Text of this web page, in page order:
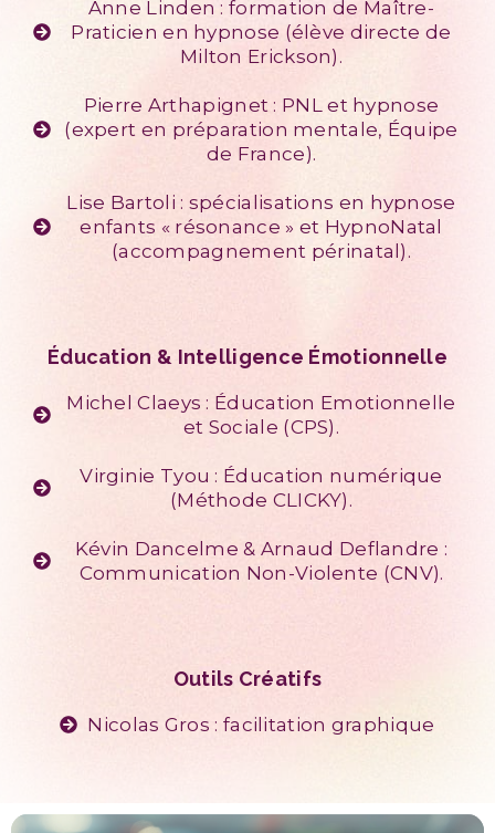
Anne Linden : formation de Maître-
Praticien en hypnose (élève directe de
Milton Erickson).
Pierre Arthapignet : PNL et hypnose
(expert en préparation mentale, Équipe
de France).
Lise Bartoli : spécialisations en hypnose
enfants « résonance » et HypnoNatal
(accompagnement périnatal).
Éducation & Intelligence Émotionnelle
Michel Claeys : Éducation Emotionnelle
et Sociale (CPS).
Virginie Tyou : Éducation numérique
(Méthode CLICKY).
Kévin Dancelme & Arnaud Deflandre :
Communication Non-Violente (CNV).
Outils Créatifs
Nicolas Gros : facilitation graphique